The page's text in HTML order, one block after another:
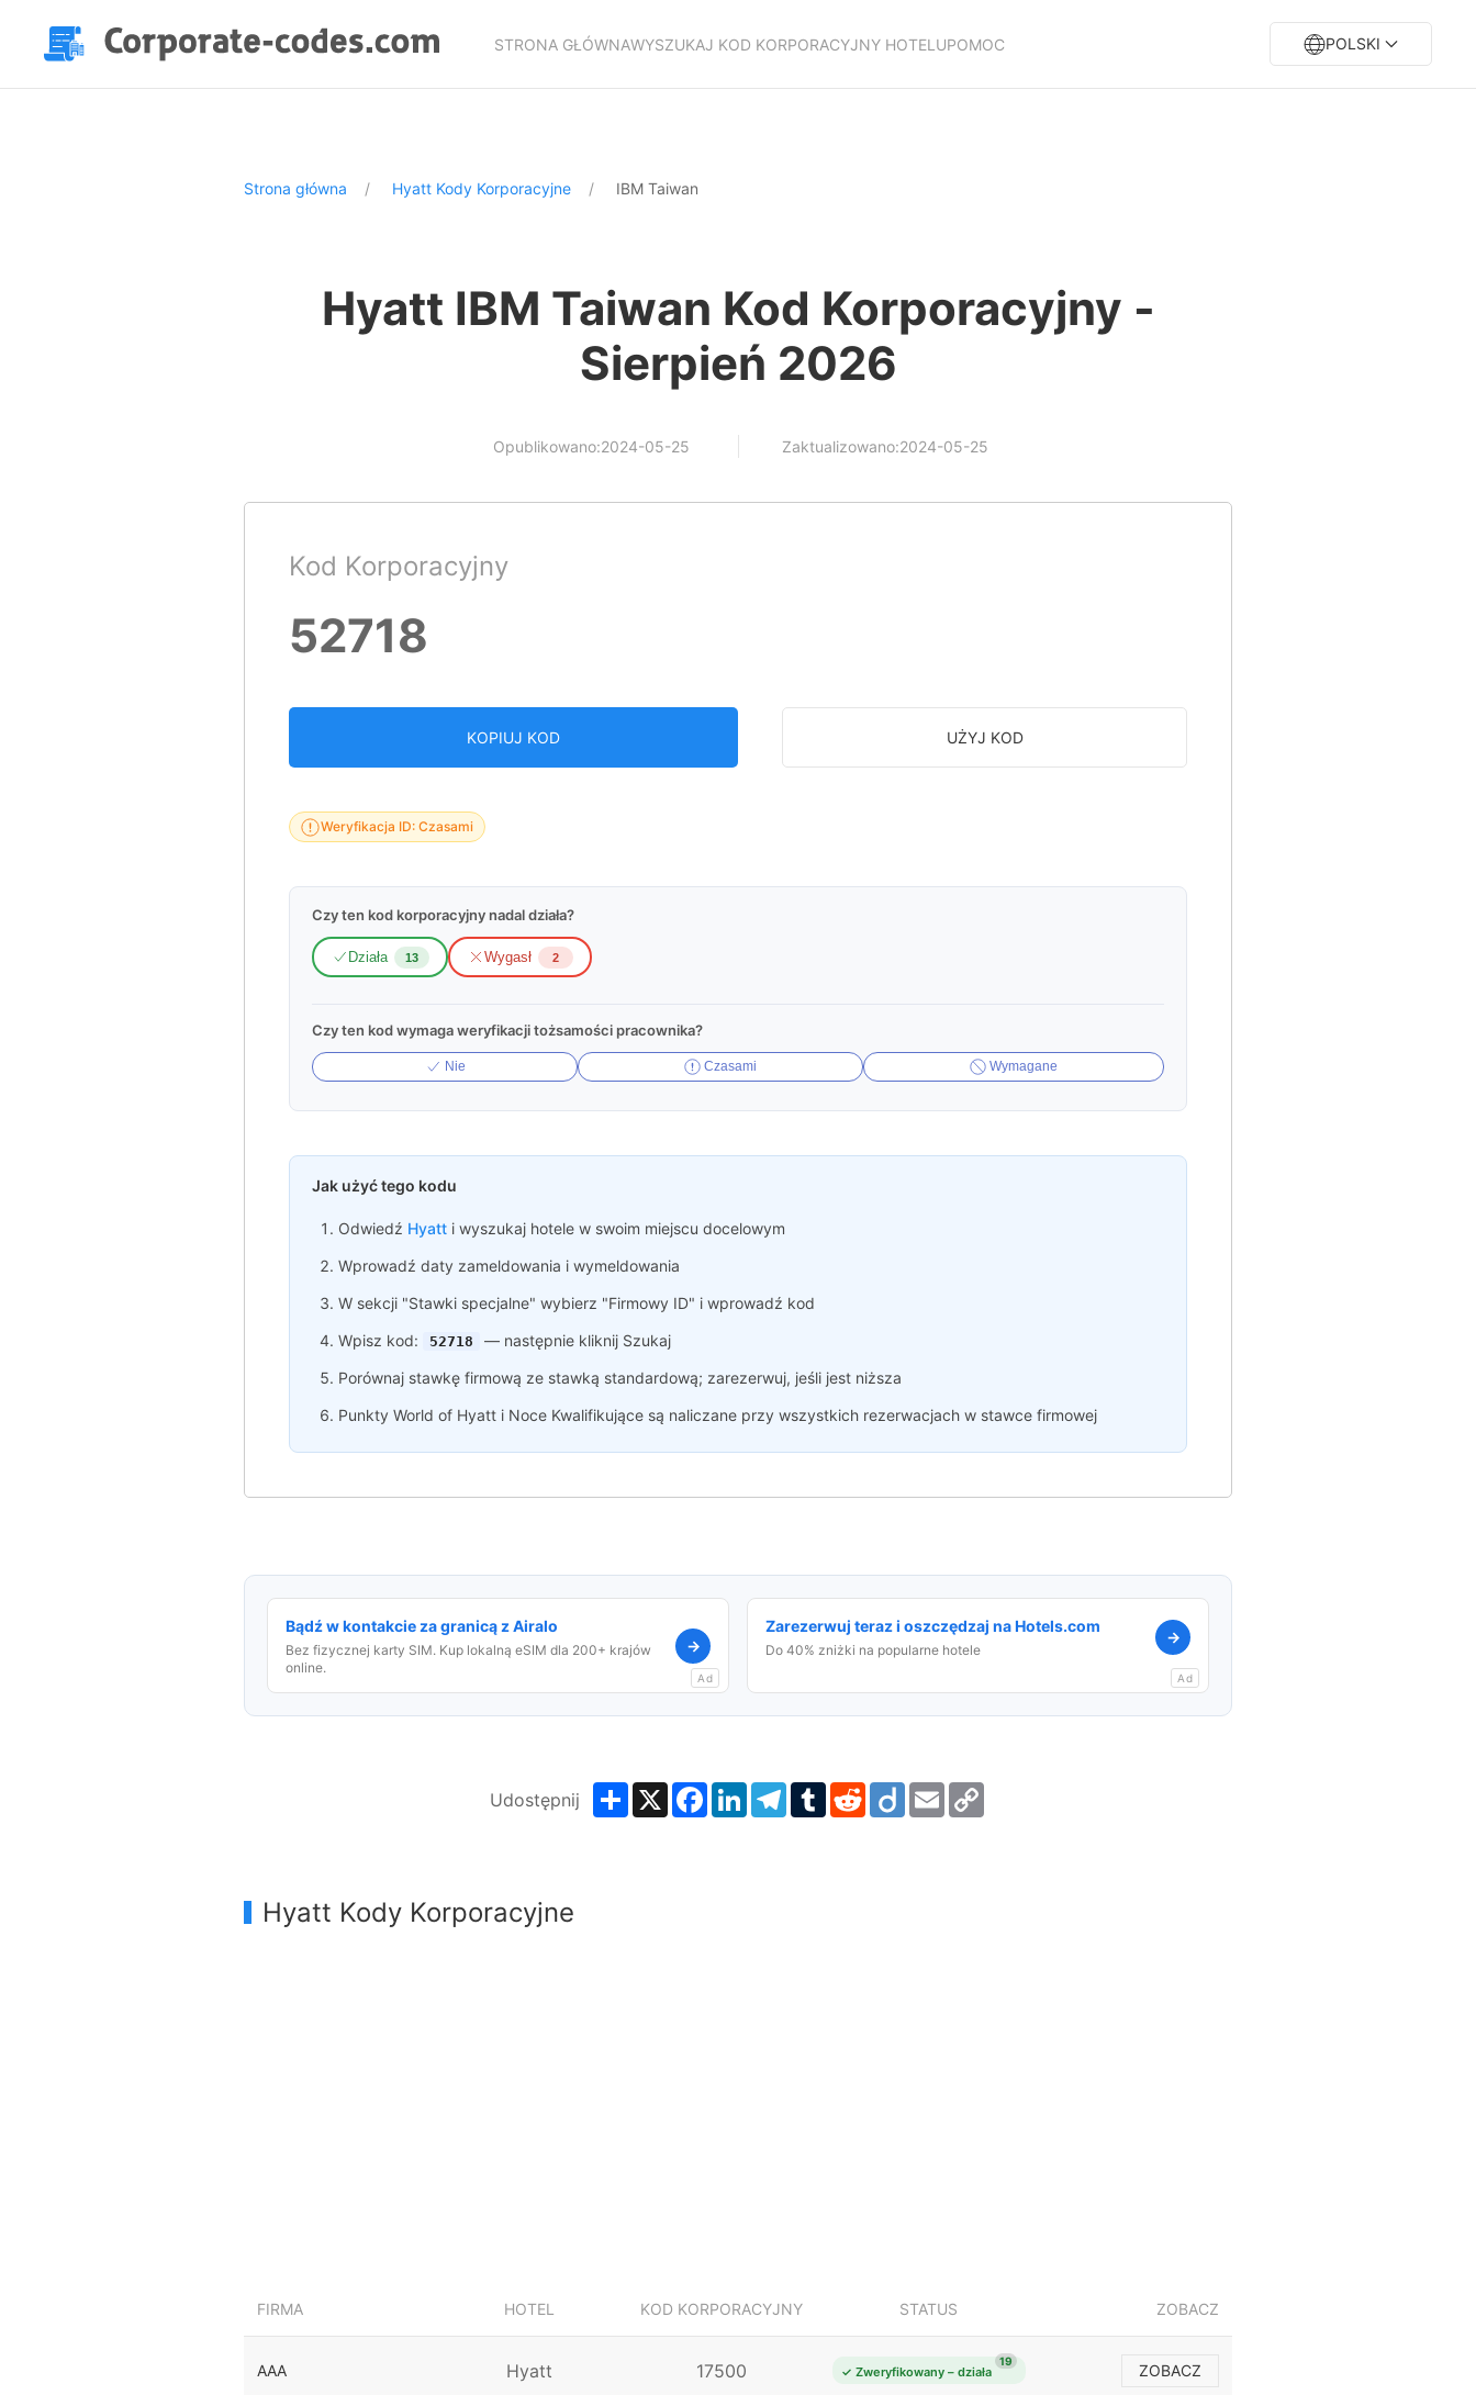
STRONA GŁÓWNAWYSZUKAJ KOD KORPORACYJNY HOTELUPOMOC POLSKI
Strona główna Hyatt Kody Korporacyjne IBM Taiwan
Hyatt IBM Taiwan Kod Korporacyjny -
Sierpień 2026
Opublikowano:2024-05-25 Zaktualizowano:2024-05-25
Kod Korporacyjny
52718
KOPIUJ KOD UŻYJ KOD
Weryfikacja ID: Czasami
Czy ten kod korporacyjny nadal działa?
Działa 13 Wygasł 2
Czy ten kod wymaga weryfikacji tożsamości pracownika?
Nie Czasami Wymagane
Jak użyć tego kodu
Odwiedź Hyatt i wyszukaj hotele w swoim miejscu docelowym
Wprowadź daty zameldowania i wymeldowania
W sekcji "Stawki specjalne" wybierz "Firmowy ID" i wprowadź kod
Wpisz kod:
52718
— następnie kliknij Szukaj
Porównaj stawkę firmową ze stawką standardową; zarezerwuj, jeśli jest niższa
Punkty World of Hyatt i Noce Kwalifikujące są naliczane przy wszystkich rezerwacjach w stawce firmowej
Bądź w kontakcie za granicą z Airalo
Bez fizycznej karty SIM. Kup lokalną eSIM dla 200+ krajów
online.
→
Ad
Zarezerwuj teraz i oszczędzaj na Hotels.com
Do 40% zniżki na popularne hotele
→
Ad
Udostępnij ShareX Facebook
LinkedInTelegram
TumblrRedditDiigo Email
Hyatt Kody Korporacyjne
FIRMA HOTEL KOD KORPORACYJNY STATUS ZOBACZ
AAA Hyatt 17500 ✓ Zweryfikowany – działa
19 ZOBACZ